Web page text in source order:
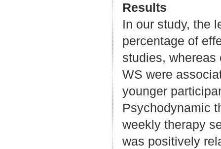
Results
In our study, the
percentage of
studies, whereas
WS were
younger
Psychodynamic
weekly therapy
was positively